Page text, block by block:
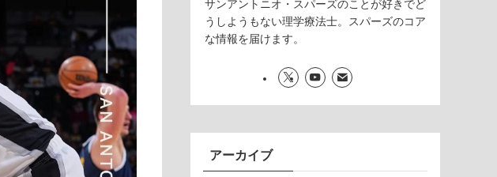
サンアントニオ・スパーズのことが好きでど
うしようもない理学療法士。スパーズのコア
な情報を届けます。
アーカイブ